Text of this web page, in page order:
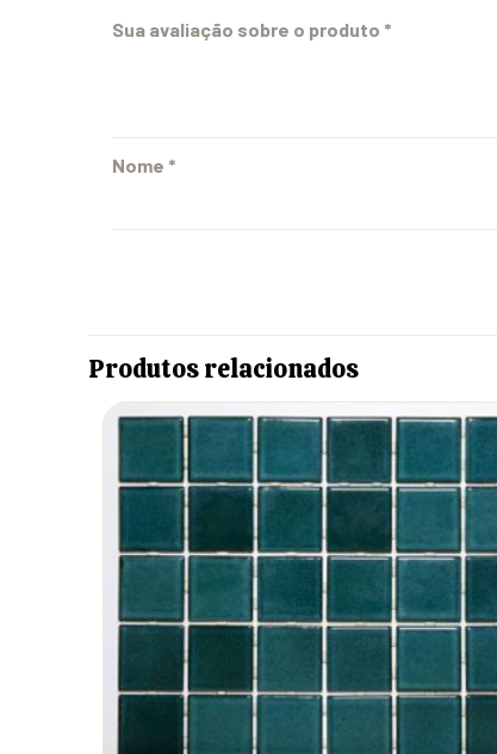
Sua avaliação sobre o produto *
Nome *
Produtos relacionados